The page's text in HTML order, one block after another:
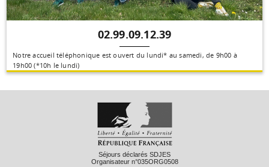
02.99.09.12.39
Notre accueil téléphonique est ouvert du lundi* au samedi, de 9h00 à
19h00 (*10h le lundi)
Séjours déclarés SDJES
Organisateur n°035ORG0508